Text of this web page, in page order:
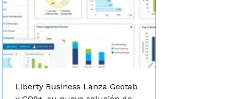
Liberty Business Lanza Geotab